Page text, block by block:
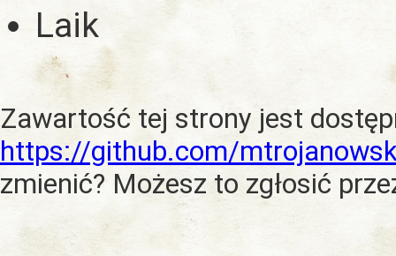
Laik
Zawartość tej strony jest
https://github.com/
zmienić? Możesz to zgłosić